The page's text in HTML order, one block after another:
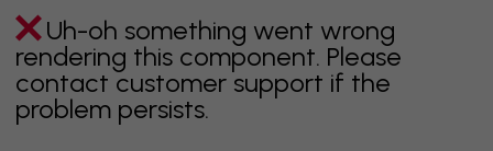
Uh-oh something went wrong
rendering this component. Please
contact customer support if the
problem persists.